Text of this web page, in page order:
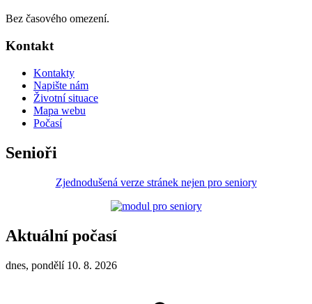
Bez časového omezení.
Kontakt
Kontakty
Napište nám
Životní situace
Mapa webu
Počasí
Senioři
Zjednodušená verze stránek nejen pro seniory
Aktuální počasí
dnes, pondělí 10. 8. 2026